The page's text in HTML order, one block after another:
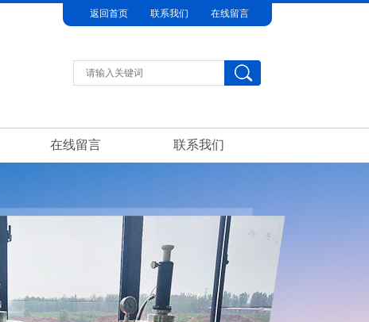
返回首页 联系我们 在线留言
在线留言 联系我们